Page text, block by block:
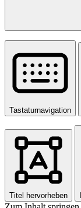
Tastaturnavigation
Titel hervorheben